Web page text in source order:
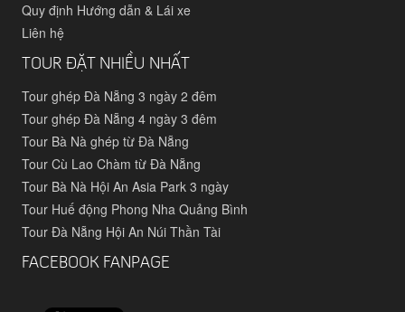
Quy định Hướng dẫn & Lái xe
Liên hệ
TOUR ĐẶT NHIỀU NHẤT
Tour ghép Đà Nẵng 3 ngày 2 đêm
Tour ghép Đà Nẵng 4 ngày 3 đêm
Tour Bà Nà ghép từ Đà Nẵng
Tour Cù Lao Chàm từ Đà Nẵng
Tour Bà Nà Hội An Asia Park 3 ngày
Tour Huế động Phong Nha Quảng Bình
Tour Đà Nẵng Hội An Núi Thần Tài
FACEBOOK FANPAGE